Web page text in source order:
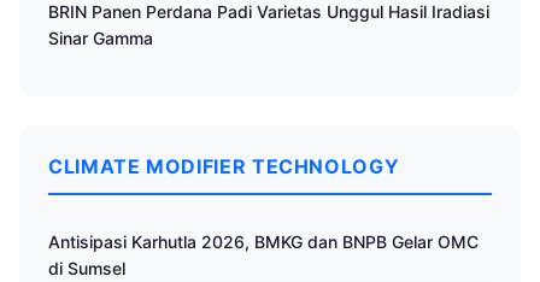
BRIN Panen Perdana Padi Varietas Unggul Hasil Iradiasi
Sinar Gamma
CLIMATE MODIFIER TECHNOLOGY
Antisipasi Karhutla 2026, BMKG dan BNPB Gelar OMC
di Sumsel